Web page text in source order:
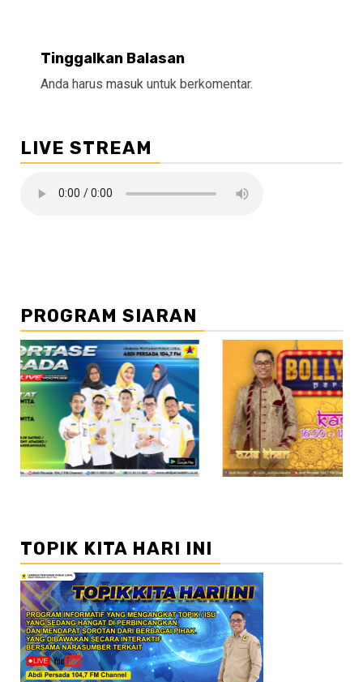
Tinggalkan Balasan
Anda harus masuk untuk berkomentar.
LIVE STREAM
PROGRAM SIARAN
//2
TOPIK KITA HARI INI